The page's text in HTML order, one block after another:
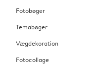
Fotobøger
Temabøger
Vægdekoration
Fotocollage